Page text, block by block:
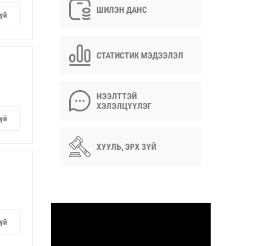
ШИЛЭН ДАНС
СТАТИСТИК МЭДЭЭЛЭЛ
НЭЭЛТТЭЙ
ХЭЛЭЛЦҮҮЛЭГ
ХУУЛЬ, ЭРХ ЗҮЙ